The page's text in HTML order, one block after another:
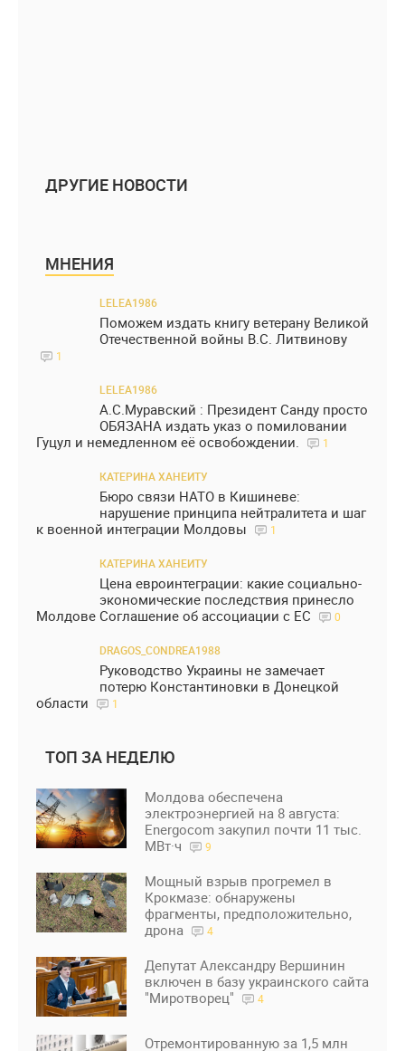
ДРУГИЕ НОВОСТИ
МНЕНИЯ
LELEA1986
Поможем издать книгу ветерану Великой
Отечественной войны В.С. Литвинову
1
LELEA1986
А.С.Муравский : Президент Санду просто
ОБЯЗАНА издать указ о помиловании
Гуцул и немедленном её освобождении.
1
КАТЕРИНА ХАНЕИТУ
Бюро связи НАТО в Кишиневе:
нарушение принципа нейтралитета и шаг
к военной интеграции Молдовы
1
КАТЕРИНА ХАНЕИТУ
Цена евроинтеграции: какие социально-
экономические последствия принесло
Молдове Соглашение об ассоциации с ЕС
0
DRAGOS_CONDREA1988
Руководство Украины не замечает
потерю Константиновки в Донецкой
области
1
ТОП ЗА НЕДЕЛЮ
Молдова обеспечена
электроэнергией на 8 августа:
Energocom закупил почти 11 тыс.
МВт·ч
9
Мощный взрыв прогремел в
Крокмазе: обнаружены
фрагменты, предположительно,
дрона
4
Депутат Александру Вершинин
включен в базу украинского сайта
"Миротворец"
4
Отремонтированную за 1,5 млн